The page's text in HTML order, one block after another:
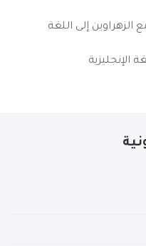
إلى اللغة
الإنجليزية